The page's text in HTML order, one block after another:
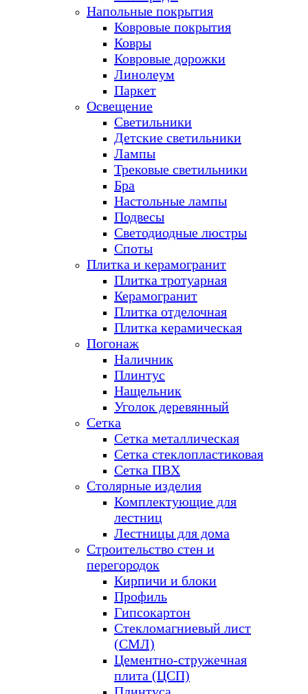
Напольные покрытия
Ковровые покрытия
Ковры
Ковровые дорожки
Линолеум
Паркет
Освещение
Светильники
Детские светильники
Лампы
Трековые светильники
Бра
Настольные лампы
Подвесы
Светодиодные люстры
Споты
Плитка и керамогранит
Плитка тротуарная
Керамогранит
Плитка отделочная
Плитка керамическая
Погонаж
Наличник
Плинтус
Нащельник
Уголок деревянный
Сетка
Сетка металлическая
Сетка стеклопластиковая
Сетка ПВХ
Столярные изделия
Комплектующие для
лестниц
Лестницы для дома
Строительство стен и
перегородок
Кирпичи и блоки
Профиль
Гипсокартон
Стекломагниевый лист
(СМЛ)
Цементно-стружечная
плита (ЦСП)